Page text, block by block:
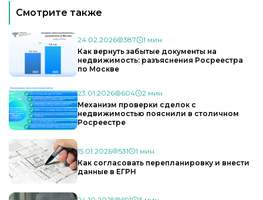
Смотрите также
24.02.2026 387
1 мин
Как вернуть забытые документы на
недвижимость: разъяснения Росреестра
по Москве
23.01.2026 604
2 мин
Механизм проверки сделок с
недвижимостью пояснили в столичном
Росреестре
15.01.2026 531
1 мин
Как согласовать перепланировку и внести
данные в ЕГРН